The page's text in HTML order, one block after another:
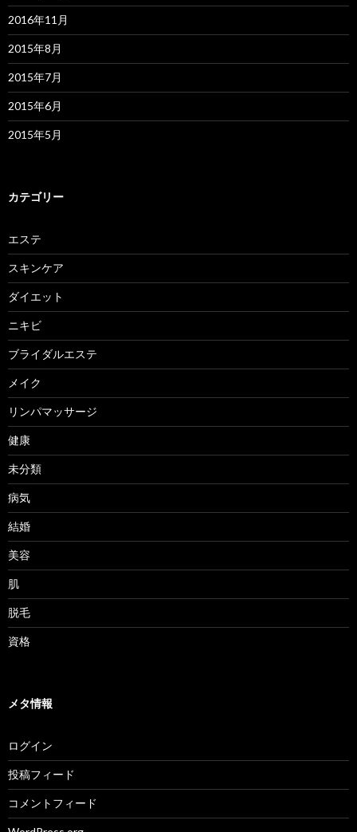
2016年11月
2015年8月
2015年7月
2015年6月
2015年5月
カテゴリー
エステ
スキンケア
ダイエット
ニキビ
ブライダルエステ
メイク
リンパマッサージ
健康
未分類
病気
結婚
美容
肌
脱毛
資格
メタ情報
ログイン
投稿フィード
コメントフィード